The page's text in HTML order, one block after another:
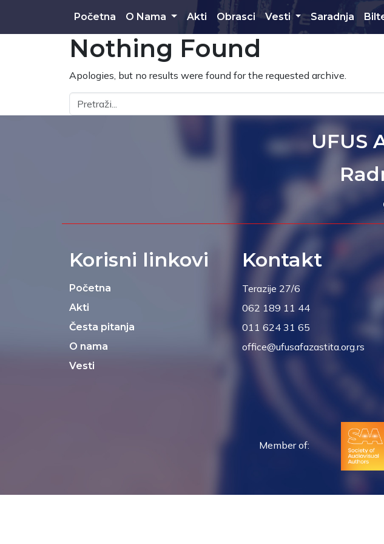
Početna O Nama Akti Obrasci Vesti Saradnja
Nothing Found
Apologies, but no results were found for the requested archive.
UFUS
Korisni linkovi
Početna
Akti
Česta pitanja
O nama
Vesti
Kontakt
Terazije 27/6
062 189 11 44
011 624 31 65
office@ufusafazastita.org.rs
Member of: